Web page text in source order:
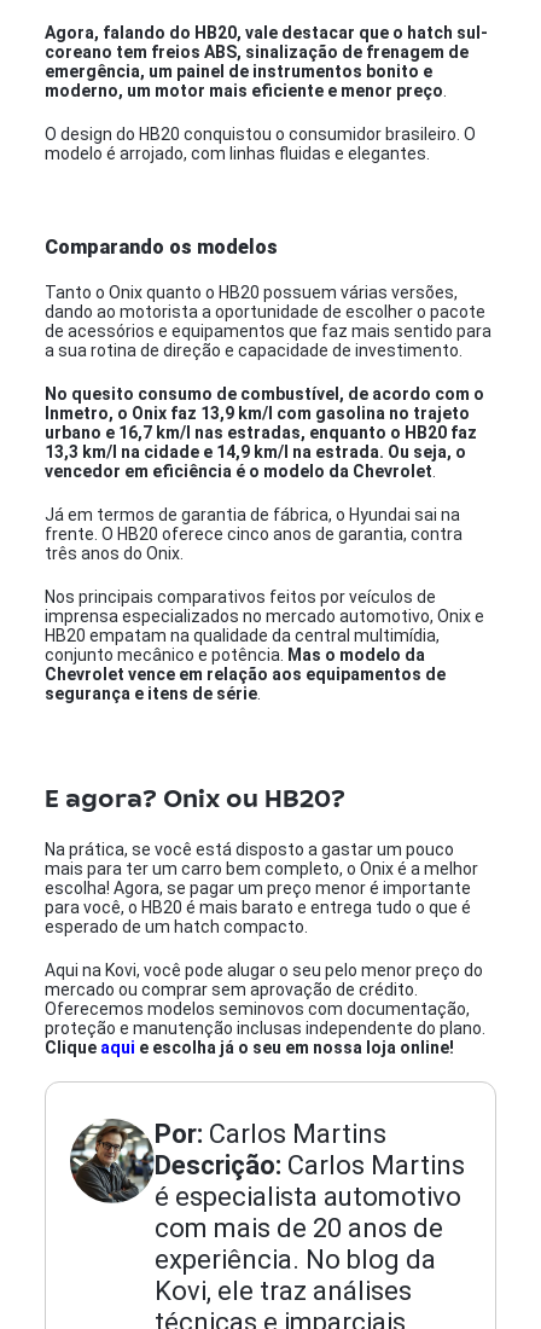
Agora, falando do HB20, vale destacar que o hatch sul-
coreano tem freios ABS, sinalização de frenagem de
emergência, um painel de instrumentos bonito e
moderno, um motor mais eficiente e menor preço
O design do HB20 conquistou o consumidor brasileiro. O
modelo é arrojado, com linhas fluidas e elegantes.
Comparando os modelos
Tanto o Onix quanto o HB20 possuem várias versões,
dando ao motorista a oportunidade de escolher o pacote
de acessórios e equipamentos que faz mais sentido para
a sua rotina de direção e capacidade de investimento.
No quesito consumo de combustível, de acordo com o
Inmetro, o Onix faz 13,9 km/l com gasolina no trajeto
urbano e 16,7 km/l nas estradas, enquanto o HB20 faz
13,3 km/l na cidade e 14,9 km/l na estrada. Ou seja, o
vencedor em eficiência é o modelo da Chevrolet
Já em termos de garantia de fábrica, o Hyundai sai na
frente. O HB20 oferece cinco anos de garantia, contra
três anos do Onix.
Nos principais comparativos feitos por veículos de
imprensa especializados no mercado automotivo, Onix e
HB20 empatam na qualidade da central multimídia,
conjunto mecânico e potência.
Mas o modelo da
Chevrolet vence em relação aos equipamentos de
segurança e itens de série
E agora? Onix ou HB20?
Na prática, se você está disposto a gastar um pouco
mais para ter um carro bem completo, o Onix é a melhor
escolha! Agora, se pagar um preço menor é importante
para você, o HB20 é mais barato e entrega tudo o que é
esperado de um hatch compacto.
Aqui na Kovi, você pode alugar o seu pelo menor preço do
mercado ou comprar sem aprovação de crédito.
Oferecemos modelos seminovos com documentação,
proteção e manutenção inclusas independente do plano.
Clique aqui e escolha já o seu em nossa loja online!
Por: Carlos Martins
Descrição: Carlos Martins
é especialista automotivo
com mais de 20 anos de
experiência. No blog da
Kovi, ele traz análises
técnicas e imparciais